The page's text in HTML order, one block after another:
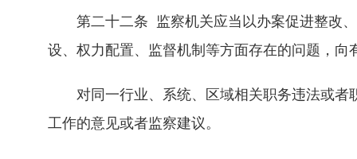
第二十二条 监察机关应当以办案促进整改、
设、权力配置、监督机制等方面存在的问题，
对同一行业、系统、区域相关职务违法或者
工作的意见或者监察建议。